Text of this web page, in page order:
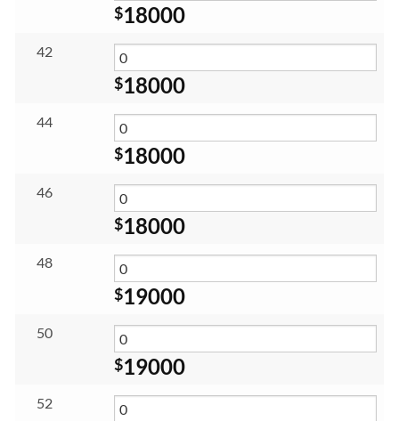
$18000
42
$18000
44
$18000
46
$18000
48
$19000
50
$19000
52